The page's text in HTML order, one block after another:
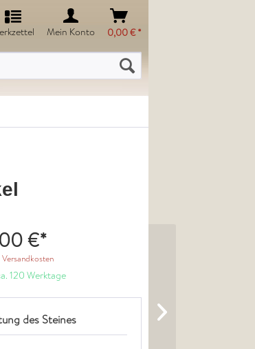
Mein Konto
0,00 € *
€*
Versandkosten
120 Werktage
des Steines